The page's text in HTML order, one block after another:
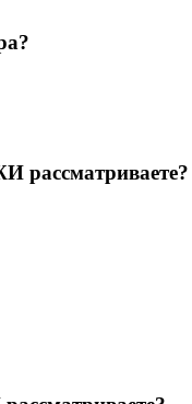
рассматриваете?